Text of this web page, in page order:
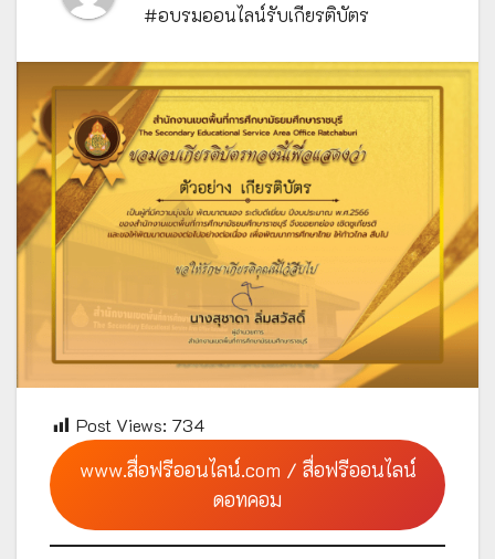
#อบรมออนไลน์รับเกียรติบัตร
Post Views: 734
www.สื่อฟรีออนไลน์.com / สื่อฟรีออนไลน์
ดอทคอม